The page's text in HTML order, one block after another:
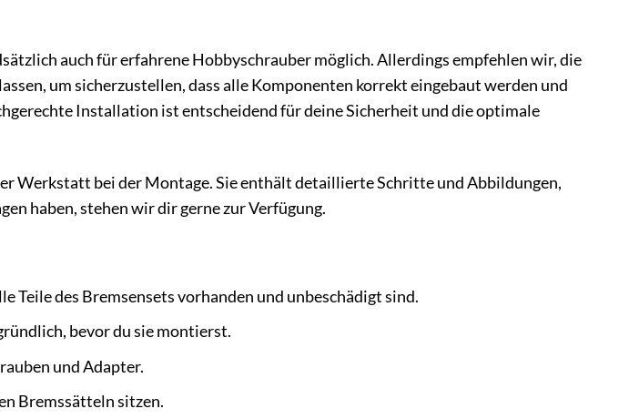
auch für erfahrene Hobbyschrauber möglich. Allerdings empfehlen wir, die
um sicherzustellen, dass alle Komponenten korrekt eingebaut werden und
Installation ist entscheidend für deine Sicherheit und die optimale
Werkstatt bei der Montage. Sie enthält detaillierte Schritte und Abbildungen,
haben, stehen wir dir gerne zur Verfügung.
Teile des Bremsensets vorhanden und unbeschädigt sind.
bevor du sie montierst.
und Adapter.
Bremssätteln sitzen.